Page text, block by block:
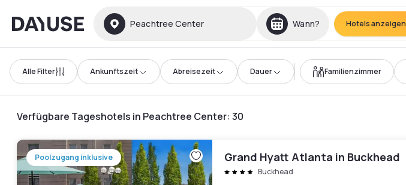
Dayuse Peachtree Center Wann? Hotels anzeigen
Alle Filter Ankunftszeit Abreisezeit Dauer Familienzimmer
Verfügbare Tageshotels in Peachtree Center: 30
Poolzugang inklusive Grand Hyatt Atlanta in Buckhead
Buckhead